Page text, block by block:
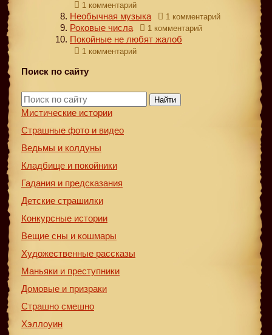
1 комментарий
Необычная музыка 1 комментарий
Роковые числа 1 комментарий
Покойные не любят жалоб
1 комментарий
Поиск по сайту
Найти
Мистические истории
Страшные фото и видео
Ведьмы и колдуны
Кладбище и покойники
Гадания и предсказания
Детские страшилки
Конкурсные истории
Вещие сны и кошмары
Художественные рассказы
Маньяки и преступники
Домовые и призраки
Страшно смешно
Хэллоуин